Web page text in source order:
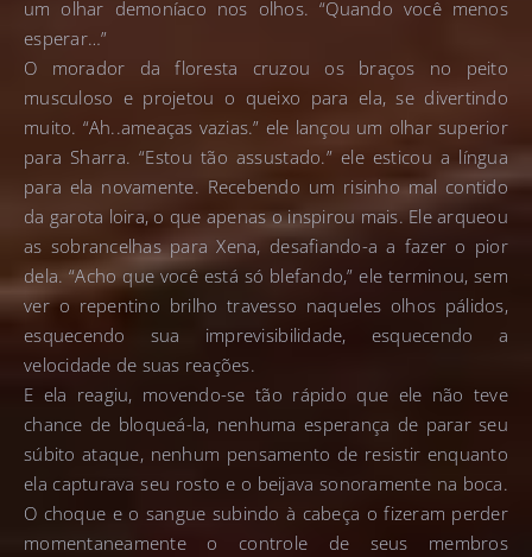
um olhar demoníaco nos olhos. “Quando você menos
esperar…”
O morador da floresta cruzou os braços no peito
musculoso e projetou o queixo para ela, se divertindo
muito. “Ah..ameaças vazias.” ele lançou um olhar superior
para Sharra. “Estou tão assustado.” ele esticou a língua
para ela novamente. Recebendo um risinho mal contido
da garota loira, o que apenas o inspirou mais. Ele arqueou
as sobrancelhas para Xena, desafiando-a a fazer o pior
dela. “Acho que você está só blefando,” ele terminou, sem
ver o repentino brilho travesso naqueles olhos pálidos,
esquecendo sua imprevisibilidade, esquecendo a
velocidade de suas reações.
E ela reagiu, movendo-se tão rápido que ele não teve
chance de bloqueá-la, nenhuma esperança de parar seu
súbito ataque, nenhum pensamento de resistir enquanto
ela capturava seu rosto e o beijava sonoramente na boca.
O choque e o sangue subindo à cabeça o fizeram perder
momentaneamente o controle de seus membros